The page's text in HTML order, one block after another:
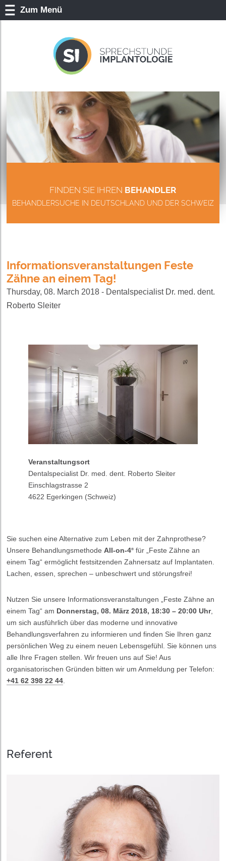
Zum Menü
FINDEN SIE IHREN BEHANDLER
BEHANDLERSUCHE IN DEUTSCHLAND UND DER SCHWEIZ
Informationsveranstaltungen Feste
Zähne an einem Tag!
Thursday, 08. March 2018 - Dentalspecialist Dr. med. dent.
Roberto Sleiter
Veranstaltungsort
Dentalspecialist Dr. med. dent. Roberto Sleiter
Einschlagstrasse 2
4622 Egerkingen (Schweiz)
Sie suchen eine Alternative zum Leben mit der Zahnprothese?
Unsere BehandlungsmethodeAll-on-4® für „Feste Zähne an
einem Tag“ ermöglicht festsitzenden Zahnersatz auf Implantaten.
Lachen, essen, sprechen – unbeschwert und störungsfrei!
Nutzen Sie unsere Informationsveranstaltungen „Feste Zähne an
einem Tag“ am Donnerstag, 08. März 2018, 18:30 – 20:00 Uhr,
um sich ausführlich über das moderne und innovative
Behandlungsverfahren zu informieren und finden Sie Ihren ganz
persönlichen Weg zu einem neuen Lebensgefühl. Sie können uns
alle Ihre Fragen stellen. Wir freuen uns auf Sie! Aus
organisatorischen Gründen bitten wir um Anmeldung per Telefon:
+41 62 398 22 44.
Referent